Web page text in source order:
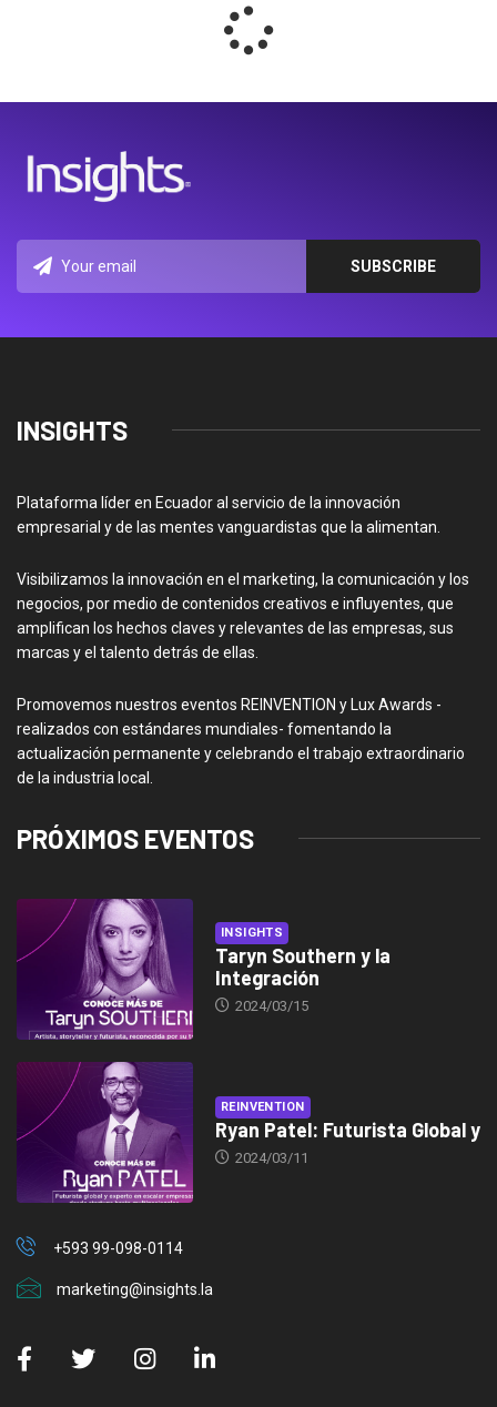
INSIGHTS
Plataforma líder en Ecuador al servicio de la innovación
empresarial y de las mentes vanguardistas que la alimentan.
Visibilizamos la innovación en el marketing, la comunicación y los
negocios, por medio de contenidos creativos e influyentes, que
amplifican los hechos claves y relevantes de las empresas, sus
marcas y el talento detrás de ellas.
Promovemos nuestros eventos REINVENTION y Lux Awards -
realizados con estándares mundiales- fomentando la
actualización permanente y celebrando el trabajo extraordinario
de la industria local.
PRÓXIMOS EVENTOS
INSIGHTS
Taryn Southern y la
Integración
2024/03/15
REINVENTION
Ryan Patel: Futurista Global y
2024/03/11
+593 99-098-0114
marketing@insights.la